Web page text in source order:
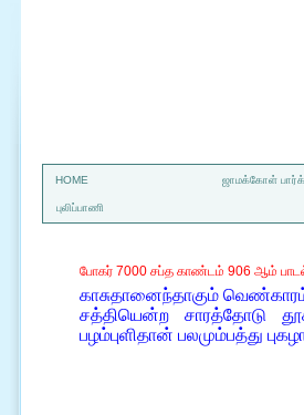
HOME ஜாமக்கோள்
புலிப்பாணி
போகர் 7000 சப்த காண்டம் 906 ஆம்
காசுதானைந்தாகும்
சத்தியென்ற சாரத்தோடு
பழம்புளிதான் பலமும்பத்து